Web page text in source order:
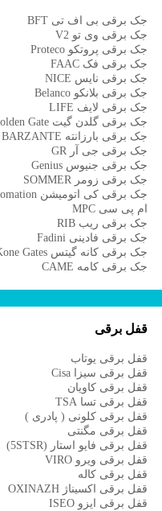
جک برقی بی اف تی BFT
جک برقی وی تو V2
جک برقی پروتکو Proteco
جک برقی فک FAAC
جک برقی نایس NICE
جک برقی بلانکو Belanco
جک برقی لایف LIFE
جک برقی گلدن گیت Golden Gate
جک برقی بارزانته BARZANTE
جک برقی جی آر GR
جک برقی جنیوس Genius
جک برقی زومر SOMMER
جک برقی کی اتومیشن Key Automation
ام پی سی MPC
جک برقی ریب RIB
جک برقی فادینی Fadini
جک برقی کانه گیتس Kone Gates
جک برقی کامه CAME
قفل برقی
قفل برقی یوتاب
قفل برقی سیزا Cisa
قفل برقی کاویان
قفل برقی تسا TSA
قفل برقی کلونی ( پادری )
قفل برقی مگنتی
قفل برقی فایو استار (5STSR)
قفل برقی ویرو VIRO
قفل برقی کاله
قفل برقی اکسیناژ OXINAZH
قفل برقی ایزو ISEO